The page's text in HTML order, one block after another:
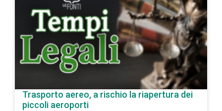
Trasporto aereo, a rischio la riapertura dei
piccoli aeroporti